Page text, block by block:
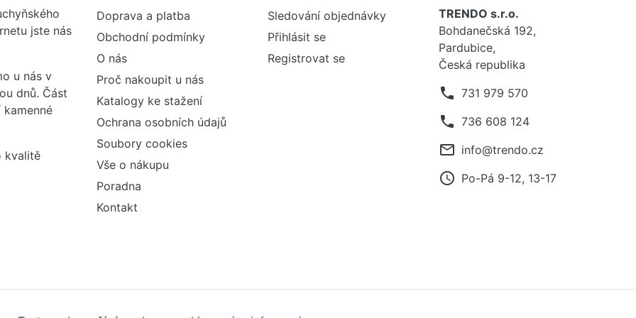
jste nás
u nás v
dnů. Část
kvalitě
Doprava a platba
Obchodní podmínky
O nás
Proč nakoupit u nás
Katalogy ke stažení
Ochrana osobních údajů
Soubory cookies
Vše o nákupu
Poradna
Kontakt
Sledování objednávky
Přihlásit se
Registrovat se
TRENDO s.r.o.
Bohdanečská 192,
Pardubice,
Česká republika
phone 731 979 570
phone 736 608 124
mail_outline info@trendo.cz
access_time Po-Pá 9-12, 13-17